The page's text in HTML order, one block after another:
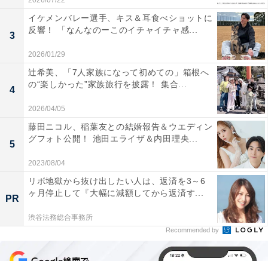
3
イケメンバレー選手、キス＆耳食べショットに
反響！ 「なんなのーこのイチャイチャ感...
2026/01/29
4
辻希美、「7人家族になって初めての」箱根へ
の“楽しかった”家族旅行を披露！ 集合...
2026/04/05
5
藤田ニコル、稲葉友との結婚報告＆ウエディン
グフォト公開！ 池田エライザ＆内田理央...
2023/08/04
PR
リボ地獄から抜け出したい人は、返済を3～6
ヶ月停止して『大幅に減額してから返済す...
渋谷法務総合事務所
Recommended by